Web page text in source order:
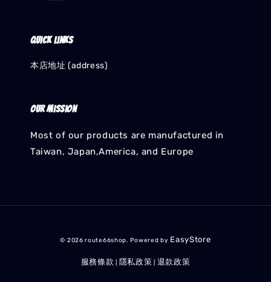
Quick links
本店地址 (address)
Our mission
Most of our products are manufactured in
Taiwan, Japan,America, and Europe
© 2026 route66shop. Powered by EasyStore
服務條款 隱私政策 退款政策